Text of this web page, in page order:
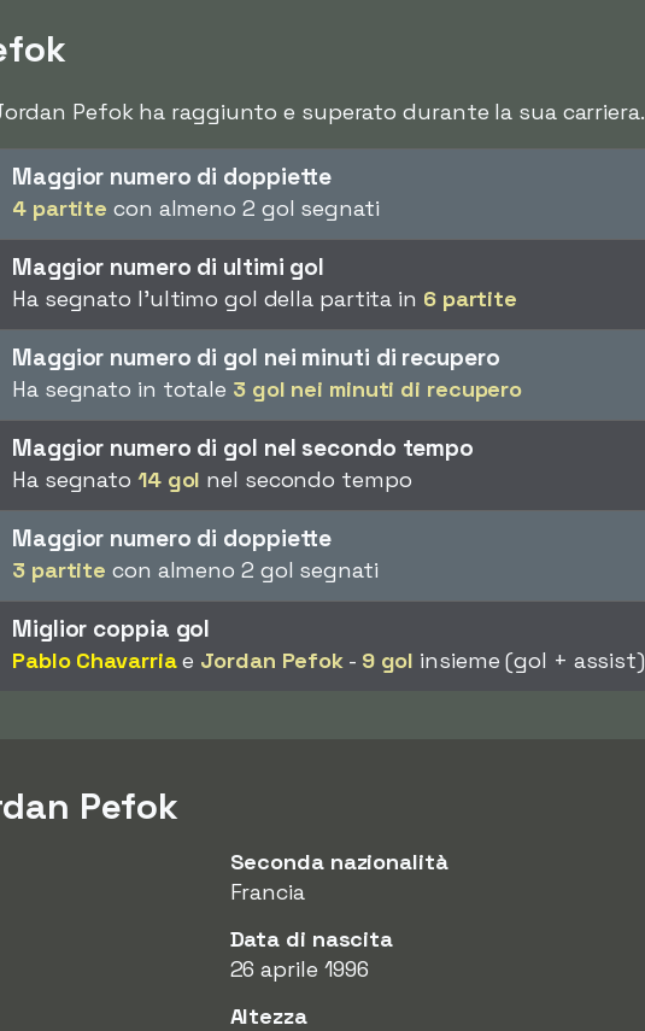
Pefok ha raggiunto e superato durante la sua carriera.
Maggior numero di doppiette
4 partite con almeno 2 gol segnati
Maggior numero di ultimi gol
Ha segnato l'ultimo gol della partita in 6 partite
Maggior numero di gol nei minuti di recupero
Ha segnato in totale 3 gol nei minuti di recupero
Maggior numero di gol nel secondo tempo
Ha segnato 14 gol nel secondo tempo
Maggior numero di doppiette
3 partite con almeno 2 gol segnati
Miglior coppia gol
Pablo Chavarriae Jordan Pefok - 9 gol insieme (gol + assist)
Pefok
Seconda nazionalità
Francia
Data di nascita
26 aprile 1996
Altezza